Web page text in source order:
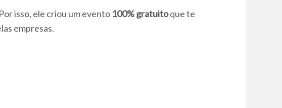
isso, ele criou um evento 100% gratuitoque te
empresas.